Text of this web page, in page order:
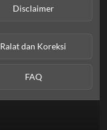
Disclaimer
Ralat dan Koreksi
FAQ